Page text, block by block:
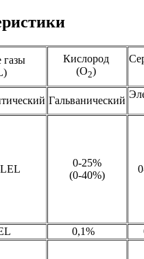
газы
Кислород
(O2)
Гальванический
0-25%
(0-40%)
0,1%